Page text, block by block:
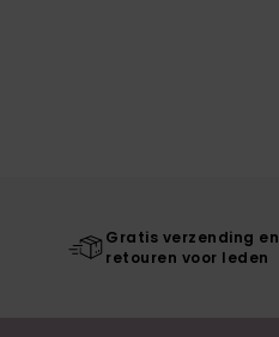
Gratis verzending en
retouren voor leden